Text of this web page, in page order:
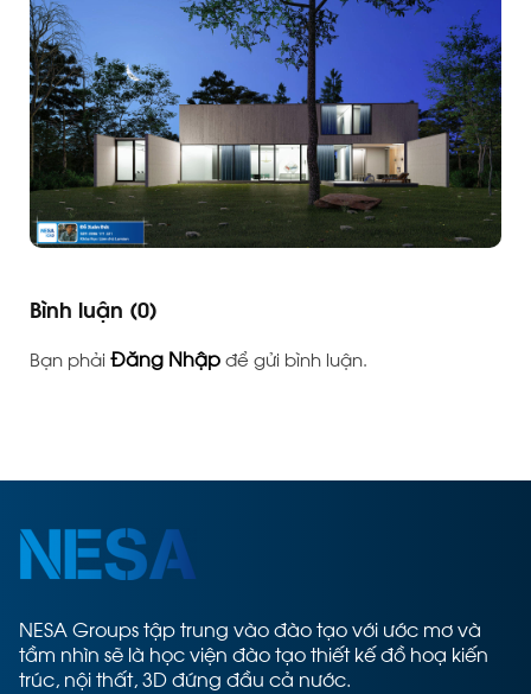
Bình luận (0)
Bạn phải Đăng Nhậpđể gửi bình luận.
NESA Groups tập trung vào đào tạo với ước mơ và
tầm nhìn sẽ là học viện đào tạo thiết kế đồ hoạ kiến
trúc, nội thất, 3D đứng đầu cả nước.